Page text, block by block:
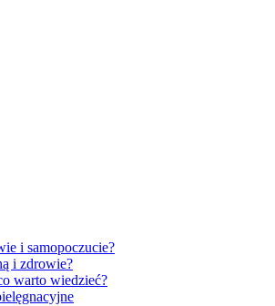
i samopoczucie?
i zdrowie?
warto wiedzieć?